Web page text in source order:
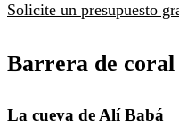
Solicite un presupuesto
Barrera de coral
La cueva de Alí Babá